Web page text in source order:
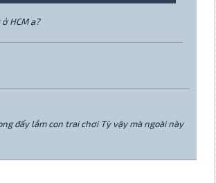
HCM ạ?
đấy lắm con trai chơi Tỳ vậy mà ngoài này